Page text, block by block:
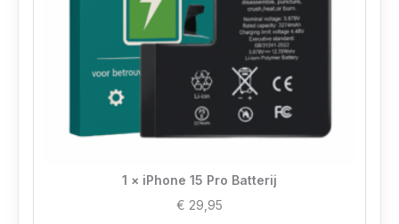
1 × iPhone 15 Pro Batterij
€ 29,95